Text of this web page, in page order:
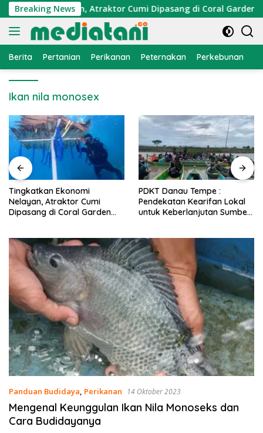
Langsung
ke
konten
Breaking News
Nelayan, Atraktor Cumi Dipasang di Coral Garden
Berita Pertanian Perikanan Peternakan Perkebunan
Ikan nila monosex
PDKT Danau Tempe :
Pendekatan Kearifan Lokal
untuk Keberlanjutan Sumber
Cara Mengatasi Penyakit
PMK pada Sapi Perah Secara
Alami dan Medis
Panduan Budidaya, Perikanan 14 Oktober 2023
Mengenal Keunggulan Ikan Nila Monoseks dan
Cara Budidayanya